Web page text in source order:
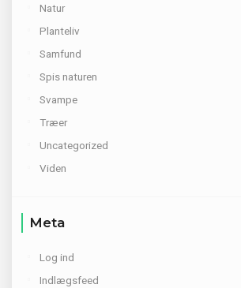
Natur
Planteliv
Samfund
Spis naturen
Svampe
Træer
Uncategorized
Viden
Meta
Log ind
Indlægsfeed